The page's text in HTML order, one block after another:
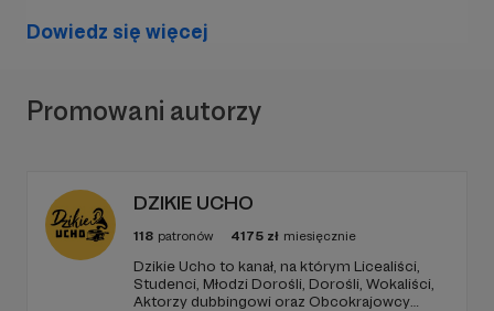
Dowiedz się więcej
Promowani autorzy
DZIKIE UCHO
118 patronów 4175 zł miesięcznie
Dzikie Ucho to kanał, na którym Licealiści,
Studenci, Młodzi Dorośli, Dorośli, Wokaliści,
Aktorzy dubbingowi oraz Obcokrajowcy